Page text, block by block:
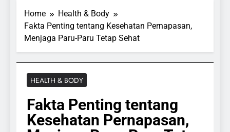
Home
Health & Body
Fakta Penting tentang Kesehatan Pernapasan,
Menjaga Paru-Paru Tetap Sehat
HEALTH & BODY
Fakta Penting tentang
Kesehatan Pernapasan,